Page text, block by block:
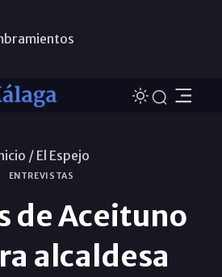
/ El Espejo
ENTREVISTAS
de Aceituno
alcaldesa